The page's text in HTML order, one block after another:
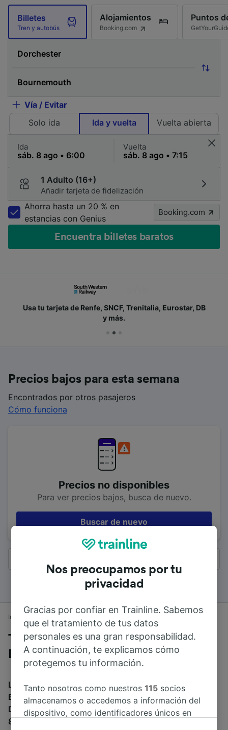
Billetes
Tren y autobús
Alojamientos
Booking.com
Puntos
Vía / Evitar
Solo ida
Ida y vuelta Vuelta abierta
Ida Vuelta
1 Adulto (16+)
Añadir tarjeta de fidelización
Ahorra hasta un 20 % en
estancias con Genius
Booking.com
Encuentra billetes baratos
Usa tu tarjeta de Renfe, SNCF, Trenitalia, Eurostar, DB
y más.
Precios bajos para esta semana
Encontrados por otros pasajeros
Cómo funciona
Precios no disponibles
Para ver precios bajos, busca de nuevo.
Buscar de nuevo
Inicio Horarios de trenes
Trenes desde Dorchester a
Bournemouth
La duración media de viaje en tren entre Dorchester y
Bournemouth es de 47min. El tren más veloz de
Dorchester a Bournemouth dura 41min. Alrededor de
83 trenes al día recorren los 41 km que separan ambas
Nos preocupamos por tu
privacidad
Gracias por confiar en Trainline. Sabemos
que el tratamiento de tus datos
personales es una gran responsabilidad.
A continuación, te explicamos cómo
protegemos tu información.
Tanto nosotros como nuestros115 socios
almacenamos o accedemos a información del
dispositivo, como identificadores únicos en